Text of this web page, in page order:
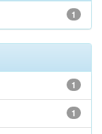
1
1
1